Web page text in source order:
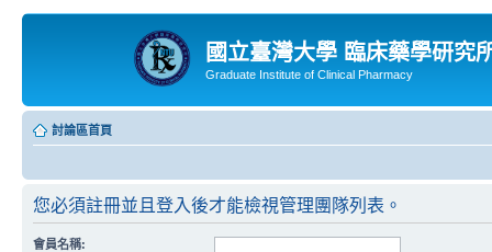
國立臺灣大學 臨床藥學研究
Graduate Institute of Clinical Pharmacy
討論區首頁
您必須註冊並且登入後才能檢視管理團隊列表。
會員名稱: